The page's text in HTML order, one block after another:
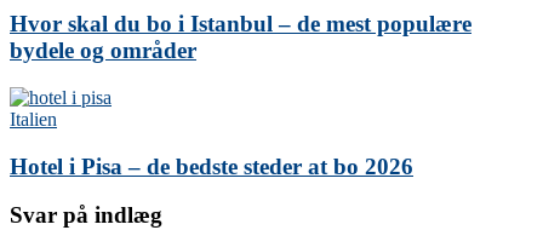
Hvor skal du bo i Istanbul – de mest populære
bydele og områder
Italien
Hotel i Pisa – de bedste steder at bo 2026
Svar på indlæg